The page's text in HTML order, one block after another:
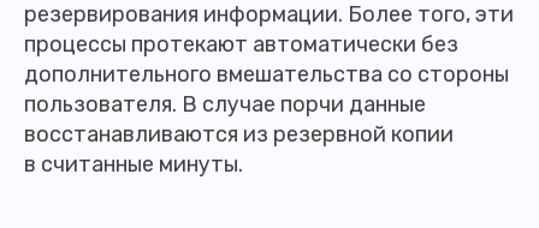
резервирования информации. Более того, эти
процессы протекают автоматически без
дополнительного вмешательства со стороны
пользователя. В случае порчи данные
восстанавливаются из резервной копии
в считанные минуты.